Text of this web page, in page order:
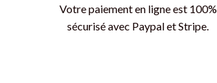
Votre paiement en ligne est 100%
sécurisé avec Paypal et Stripe.